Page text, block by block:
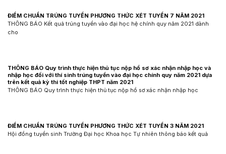
ĐIỂM CHUẨN TRÚNG TUYỂN PHƯƠNG THỨC XÉT TUYỂN 7 NĂM 2021
THÔNG BÁO Kết quả trúng tuyển vào đại học hệ chính quy năm 2021 dành
cho
THÔNG BÁO Quy trình thực hiện thủ tục nộp hồ sơ xác nhận nhập học và
nhập học đối với thí sinh trúng tuyển vào đại học chính quy năm 2021 dựa
trên kết quả kỳ thi tốt nghiệp THPT năm 2021
THÔNG BÁO Quy trình thực hiện thủ tục nộp hồ sơ xác nhận nhập học
ĐIỂM CHUẨN TRÚNG TUYỂN PHƯƠNG THỨC XÉT TUYỂN 3 NĂM 2021
Hội đồng tuyển sinh Trường Đại học Khoa học Tự nhiên thông báo kết quả